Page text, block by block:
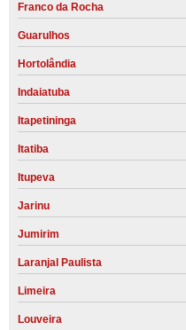
Franco da Rocha
Guarulhos
Hortolândia
Indaiatuba
Itapetininga
Itatiba
Itupeva
Jarinu
Jumirim
Laranjal Paulista
Limeira
Louveira